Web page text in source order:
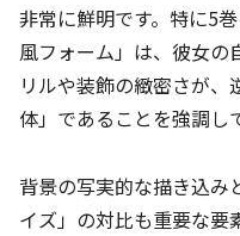
非常に鮮明です。特に5
風フォーム」は、彼女の
リルや装飾の緻密さが
体」であることを強調し
背景の写実的な描き込み
イズ」の対比も重要な要